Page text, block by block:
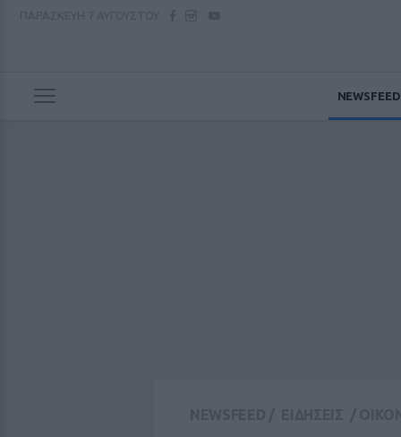
NEWSFEED